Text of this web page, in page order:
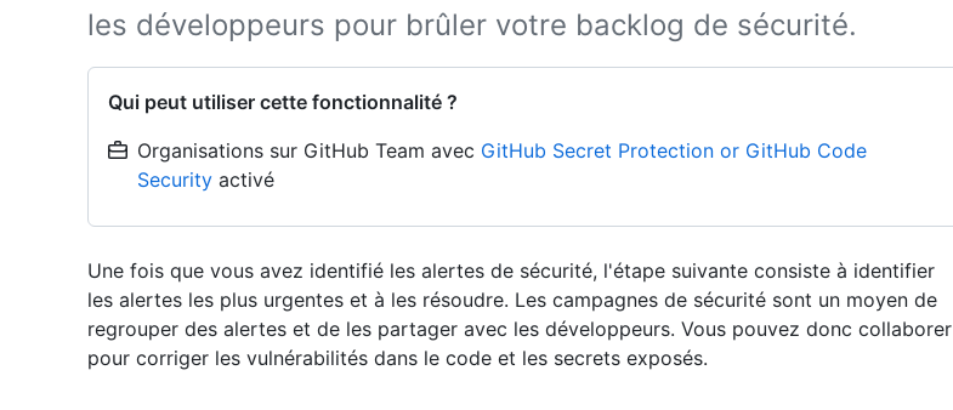
les développeurs pour brûler votre backlog de sécurité.
Qui peut utiliser cette fonctionnalité ?
Organisations sur GitHub Team avec GitHub Secret Protection or GitHub Code
Security activé
Une fois que vous avez identifié les alertes de sécurité, l'étape suivante consiste à identifier
les alertes les plus urgentes et à les résoudre. Les campagnes de sécurité sont un moyen de
regrouper des alertes et de les partager avec les développeurs. Vous pouvez donc collaborer
pour corriger les vulnérabilités dans le code et les secrets exposés.